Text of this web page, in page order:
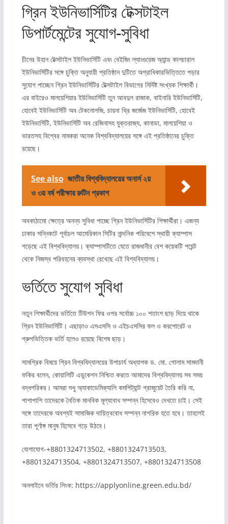
গ্রিন ইউনিভার্সিটির টেক্সটাইল
ডিপার্টমেন্টের সুযোগ-সুবিধা
চীনের উহান টেক্সটাইল ইউনিভার্সিটি এবং বেইজিং ল্যাংগুয়েজ অ্যান্ড কালচারাল
ইউনিভার্সিটির সঙ্গে চুক্তি অনুযায়ী প্রতিষ্ঠান দুটিতে অগ্রাধিকারভিত্তিতে পড়ার
সুযোগ পাচ্ছেন গ্রিন ইউনিভার্সিটির টেক্সটাইল বিভাগের নির্দিষ্ট সংখ্যক শিক্ষার্থী।
এর বাইরেও মালয়েশিয়ার ইউনিভার্সিটি তুন আবদুল রাজাক, বাইনারি ইউনিভার্সিটি,
হোবেই ইউনিভার্সিটি অব টেকনোলজি, চায়না থ্রি জর্জেজ ইউনিভার্সিটি, হোবেই
ইউনিভার্সিটি, ইউনিভার্সিটি অব রেজিনাসহ যুক্তরাজ্য, কানাডা, মালয়েশিয়া ও
ভারতসহ বিশ্বের নামকরা অনেক বিশ্ববিদ্যালয়ের সঙ্গে এই প্রতিষ্ঠানের চুক্তি
রয়েছে।
See also জাতীয় বিশ্ববিদ্যালয়ের অনার্স ২য়
ও ৩য় বর্ষ পরীক্ষার রুটিন প্রকাশ
অবকাঠামো ক্ষেত্রে অনন্য সুবিধা পাচ্ছে গ্রিন ইউনিভার্সিটির শিক্ষার্থীরা। এজন্য
ঢাকার সন্নিকটে পূর্বাচল আমেরিকান সিটির নান্দনিক পরিবেশে স্থায়ী ক্যাম্পাস
গড়েছে এই বিশ্ববিদ্যালয়। ক্যাম্পাসটিতে যেতে রাজধানীর বেশ কয়েকটি পয়েন্ট
থেকে নিজস্ব পরিবহনের ব্যবস্থা রেখেছে এই বিশ্ববিদ্যালয়।
ভর্তিতে সুযোগ সুবিধা
নতুন শিক্ষার্থীদের ভর্তিতে টিউশন ফির ওপর সর্বোচ্চ ১০০ শতাংশ ছাড় দিয়ে থাকে
গ্রিন ইউনিভার্সিটি। এছাড়াও এসএসসি ও এইচএসসির ফল ও করপোরেট ও
গ্রুপভিত্তিক ভর্তি হলেও রয়েছে বিশেষ ছাড়।
সামগ্রিক বিষয়ে গ্রিন বিশ্ববিদ্যালয়ের উপাচার্য অধ্যাপক ড. মো. গোলাম সামদানী
ফকির বলেন, কোয়ালিটি এডুকেশন নিশ্চিত করতে আমাদের বিশ্ববিদ্যালয় সব সময়
বদ্ধপরিকর। আমরা শুধু অ্যাকাডেমিক্যালি কমপিট্যান্ট গ্রাজুয়েট তৈরি করি না,
পাশাপাশি তাদেরকে নৈতিক মানবিক মূল্যবোধ সম্পন্ন হিসেবেও দেখতে চাই। সেই
সঙ্গে তাদেরকে অবশ্যই সামাজিক দায়িত্ববোধ সম্পন্ন নাগরিক হতে হবে। তাহলেই
তারা পূর্ণাঙ্গ মানুষ হিসেবে গড়ে উঠবে।
যোগাযোগ-+8801324713502, +8801324713503,
+8801324713504, +8801324713507, +8801324713508
অনলাইনে ভর্তির লিংক: https://applyonline.green.edu.bd/